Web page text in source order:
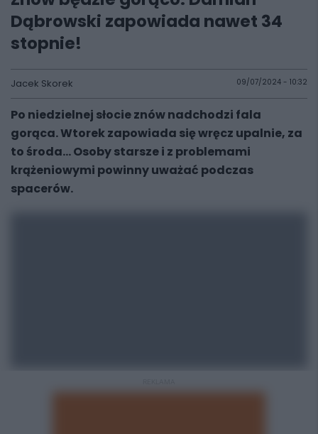
Dąbrowski zapowiada nawet 34
stopnie!
Jacek Skorek 09/07/2024 - 10:32
Po niedzielnej słocie znów nadchodzi fala
gorąca. Wtorek zapowiada się wręcz upalnie, za
to środa... Osoby starsze i z problemami
krążeniowymi powinny uważać podczas
spacerów.